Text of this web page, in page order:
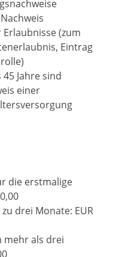
(zum
Eintrag
Jahre sind
einer
die erstmalige
drei Monate: EUR
mehr als drei